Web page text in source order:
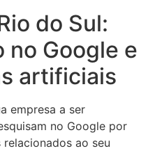
do Sul:
no Google e
artificiais
empresa a ser
no Google por
ao seu